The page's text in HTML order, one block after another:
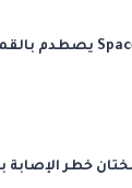
خطر الإصابة